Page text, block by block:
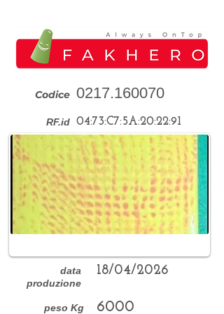
Codice 0217.160070
RF.id 04:73:C7:5A:20:22:91
data
produzione
peso Kg
18/04/2026
6000